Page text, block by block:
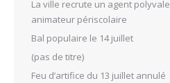
La ville recrute un agent
animateur périscolaire
Bal populaire le 14 juillet
(pas de titre)
Feu d’artifice du 13 juillet annulé